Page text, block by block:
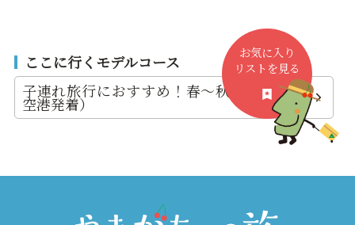
ここに行くモデルコース
子連れ旅行におすすめ！春～秋の旅（庄内
空港発着）
お気に入り
リストを見る